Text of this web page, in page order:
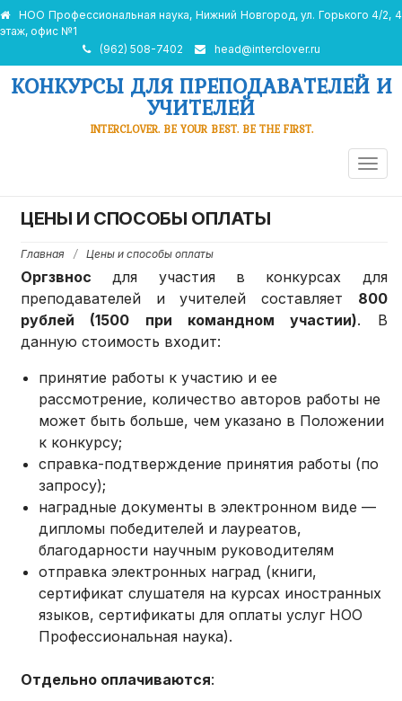
НОО Профессиональная наука, Нижний Новгород, ул. Горького 4/2, 4
этаж, офис №1
(962) 508-7402
head@interclover.ru
КОНКУРСЫ ДЛЯ ПРЕПОДАВАТЕЛЕЙ И
УЧИТЕЛЕЙ
INTERCLOVER. BE YOUR BEST. BE THE FIRST.
ЦЕНЫ И СПОСОБЫ ОПЛАТЫ
Главная / Цены и способы оплаты
Оргзвнос для участия в конкурсах для
преподавателей и учителей составляет 800
рублей (1500 при командном участии). В
данную стоимость входит:
принятие работы к участию и ее
рассмотрение, количество авторов работы не
может быть больше, чем указано в Положении
к конкурсу;
справка-подтверждение принятия работы (по
запросу);
наградные документы в электронном виде —
дипломы победителей и лауреатов,
благодарности научным руководителям
отправка электронных наград (книги,
сертификат слушателя на курсах иностранных
языков, сертификаты для оплаты услуг НОО
Профессиональная наука).
Отдельно оплачиваются: